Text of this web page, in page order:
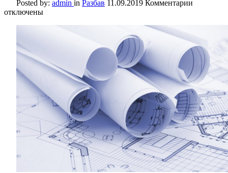
Posted by: admin in Разбав 11.09.2019 Комментарии
в
работе
по
отключены